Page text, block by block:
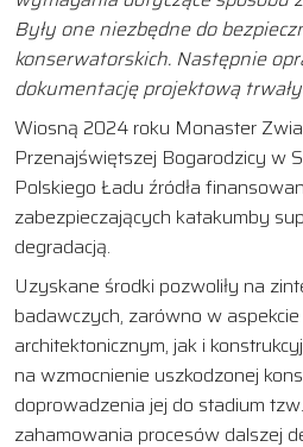
Były one niezbędne do
konserwatorskich. Następnie
dokumentację projektową
Wiosną 2024 roku Monaster
Przenajświętszej Bogarodzicy w
Polskiego Ładu źródła
zabezpieczających katakumby
degradacją.
Uzyskane środki pozwoliły na
badawczych, zarówno w
architektonicznym, jak i
na wzmocnienie uszkodzonej
doprowadzenia jej do stadium tzw.
zahamowania procesów dalszej